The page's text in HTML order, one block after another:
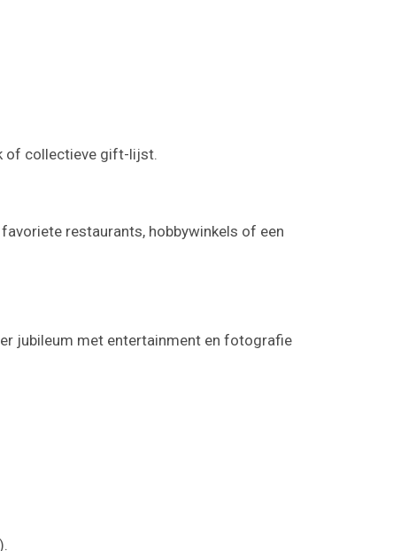
of collectieve gift-lijst.
restaurants, hobbywinkels of een
jubileum met entertainment en fotografie